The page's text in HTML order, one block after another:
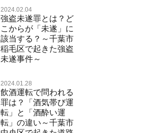
2024.02.04
強盗未遂罪とは？ど
こからが「未遂」に
該当する？～千葉市
稲毛区で起きた強盗
未遂事件～
2024.01.28
飲酒運転で問われる
罪は？「酒気帯び運
転」と「酒酔い運
転」の違い～千葉市